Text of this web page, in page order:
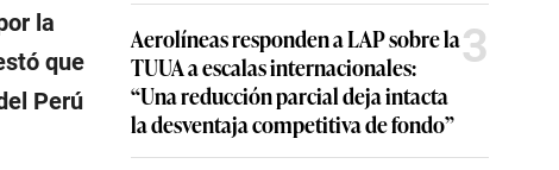
la
que
Perú
Aerolíneas responden a LAP sobre la
TUUA a escalas internacionales:
“Una reducción parcial deja intacta
la desventaja competitiva de fondo”
3